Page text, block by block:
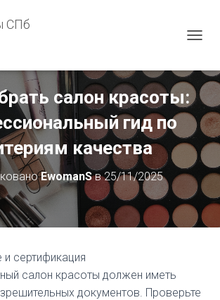
СПб
Р
Е
К
Ю
И
Т
Ь
Н
А
В
салон красоты:
гид по
качества
EwomanSв25/11/2025
сертификация
салон красоты должен иметь
документов. Проверьте